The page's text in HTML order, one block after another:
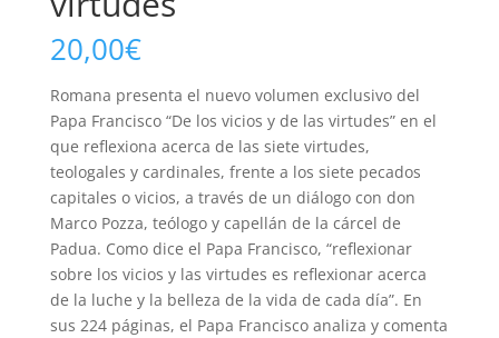
20,00€
Romana presenta el nuevo volumen exclusivo del
Papa Francisco “De los vicios y de las virtudes” en el
que reflexiona acerca de las siete virtudes,
teologales y cardinales, frente a los siete pecados
capitales o vicios, a través de un diálogo con don
Marco Pozza, teólogo y capellán de la cárcel de
Padua. Como dice el Papa Francisco, “reflexionar
sobre los vicios y las virtudes es reflexionar acerca
de la luche y la belleza de la vida de cada día”. En
sus 224 páginas, el Papa Francisco analiza y comenta